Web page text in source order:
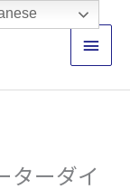
メ
イ
ン
ニ
ターダイ